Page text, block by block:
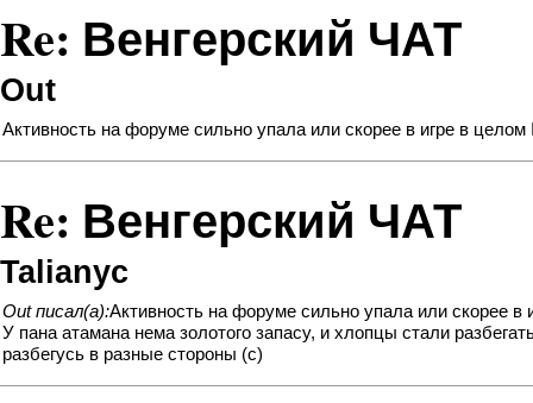
Re: Венгерский ЧАТ
Out
Активность на форуме сильно упала или скорее в игре в целом
Re: Венгерский ЧАТ
Talianyc
Out писал(а):Активность на форуме сильно упала или скорее в
У пана атамана нема золотого запасу, и хлопцы стали
разбегусь в разные стороны (с)